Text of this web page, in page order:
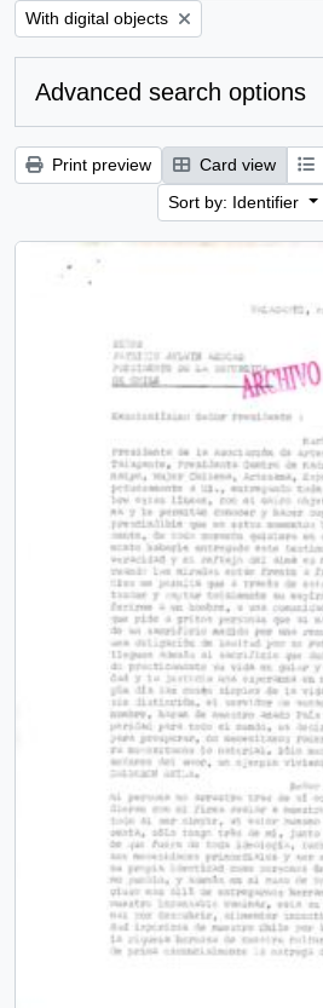
Remove filter:
With digital objects
Advanced search options
Print preview Card view
Sort by: Identifier